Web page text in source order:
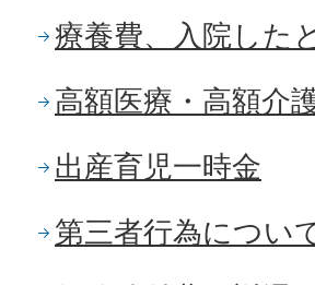
療養費、入院した
高額医療・高額介
出産育児一時金
第三者行為につい